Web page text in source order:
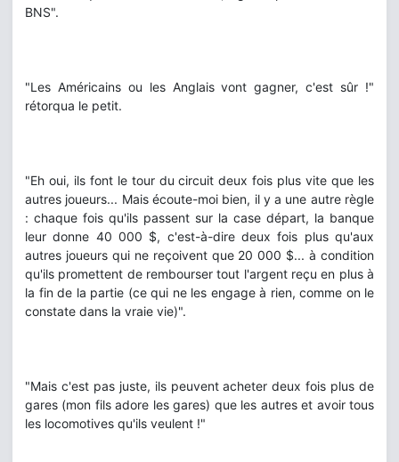
BNS".
"Les Américains ou les Anglais vont gagner, c'est sûr !"
rétorqua le petit.
"Eh oui, ils font le tour du circuit deux fois plus vite que les
autres joueurs... Mais écoute-moi bien, il y a une autre règle
: chaque fois qu'ils passent sur la case départ, la banque
leur donne 40 000 $, c'est-à-dire deux fois plus qu'aux
autres joueurs qui ne reçoivent que 20 000 $... à condition
qu'ils promettent de rembourser tout l'argent reçu en plus à
la fin de la partie (ce qui ne les engage à rien, comme on le
constate dans la vraie vie)".
"Mais c'est pas juste, ils peuvent acheter deux fois plus de
gares (mon fils adore les gares) que les autres et avoir tous
les locomotives qu'ils veulent !"